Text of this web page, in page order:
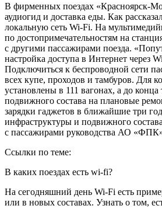
В фирменных поездах «Красноярск-
аудиогид и доставка еды. Как
локальную сеть Wi-Fi. На
по достопримечательностям на
с другими пассажирами поезда.
настройка доступа в Интернет через
Подключиться к беспроводной сети
всех купе, проходов и тамбуров. Для
установлены в 111 вагонах, а до
подвижного состава на плановые
зарядки гаджетов в ближайшие три
инфраструктуры и подвижного
с пассажирами руководства АО
Ссылки по теме:
В каких поездах есть wi-fi?
На сегодняшний день Wi-Fi есть
или в новых составах. Узнать о том,